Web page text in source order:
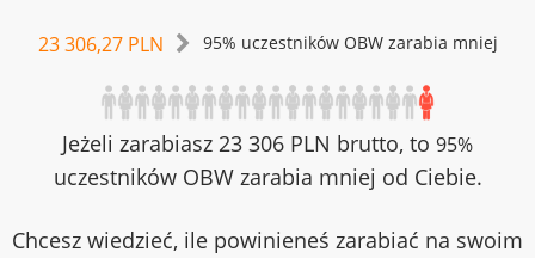
23 306,27 PLN 95% uczestników OBW zarabia mniej
Jeżeli zarabiasz 23 306 PLN brutto, to 95%
uczestników OBW zarabia mniej od Ciebie.
Chcesz wiedzieć, ile powinieneś zarabiać na swoim